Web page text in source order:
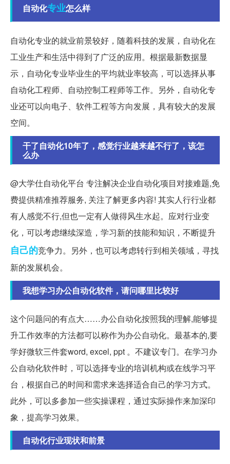
自动化专业怎么样
自动化专业的就业前景较好，随着科技的发展，自动化在
工业生产和生活中得到了广泛的应用。根据最新数据显
示，自动化专业毕业生的平均就业率较高，可以选择从事
自动化工程师、自动控制工程师等工作。另外，自动化专
业还可以向电子、软件工程等方向发展，具有较大的发展
空间。
干了自动化10年了，感觉行业越来越不行了，该怎
么办
@大学仕自动化平台 专注解决企业自动化项目对接难题,免
费提供精准推荐服务, 关注了解更多内容! 其实人行行业都
有人感觉不行,但也一定有人做得风生水起。应对行业变
化，可以考虑继续深造，学习新的技能和知识，不断提升
自己的竞争力。另外，也可以考虑转行到相关领域，寻找
新的发展机会。
我想学习办公自动化软件，请问哪里比较好
这个问题问的有点大……办公自动化按照我的理解,能够提
升工作效率的方法都可以称作为办公自动化。最基本的,要
学好微软三件套word, excel, ppt 。不建议专门。在学习办
公自动化软件时，可以选择专业的培训机构或在线学习平
台，根据自己的时间和需求来选择适合自己的学习方式。
此外，可以多参加一些实操课程，通过实际操作来加深印
象，提高学习效果。
自动化行业现状和前景